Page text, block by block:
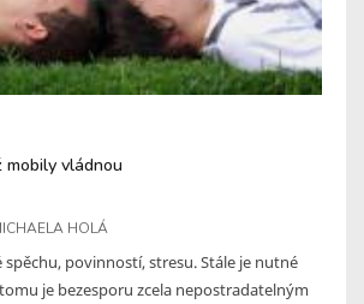
mobily vládnou
HOLÁ
spěchu, povinností, stresu. Stále je nutné
je bezesporu zcela nepostradatelným